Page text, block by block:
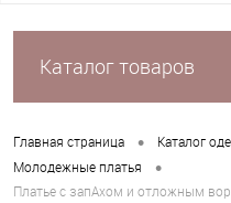
Каталог товаров
Главная страница • Каталог
Молодежные платья •
Платье с запАхом и отложным